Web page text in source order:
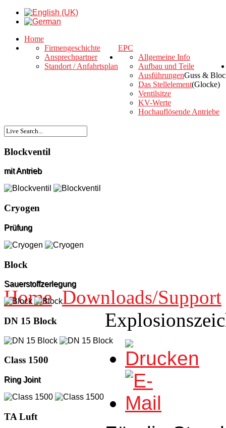
Home
EPC
Firmengeschichte
Ansprechpartner
Standort / Anfahrtsplan
Allgemeine Info
Aufbau und Teile
AusführungenGuss &
Das Stellelement(Glocke)
Ventilsitze
KV-Werte
Hochauflösende Antriebe
Blockventil
mit Antrieb
Cryogen
Prüfung
Block
Sauerstoffzerlegung
DN 15 Block
Class 1500
Ring Joint
TA Luft
Home Downloads/Support